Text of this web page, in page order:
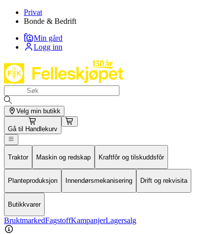
Privat
Bonde & Bedrift
Min gård
Logg inn
Velg min butikk
Gå til Handlekurv
Traktor Maskin og redskap Kraftfôr og tilskuddsfôr
Planteproduksjon Innendørsmekanisering Drift og rekvisita
Butikkvarer
BruktmarkedFagstoffKampanjerLagersalg